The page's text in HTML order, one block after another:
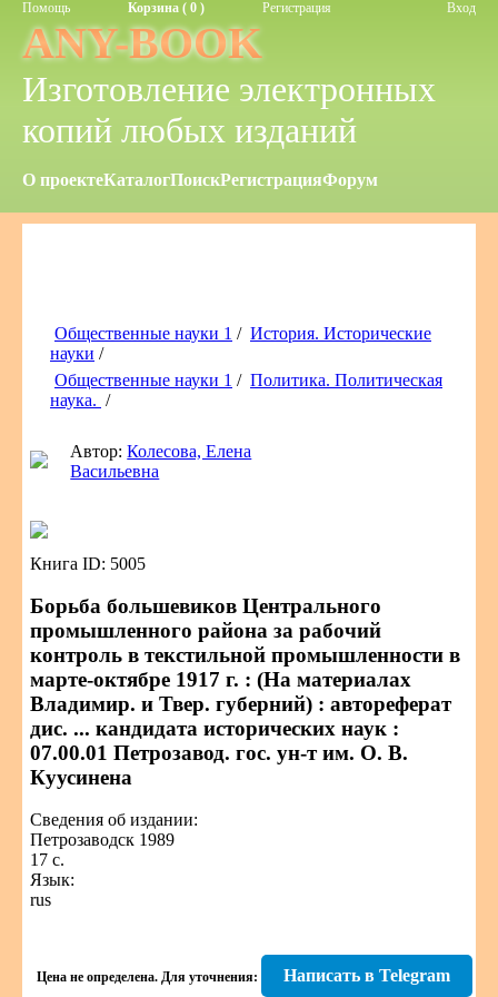
Помощь Корзина ( 0 ) Регистрация Вход
ANY-BOOK
Изготовление электронных
копий любых изданий
О проектеКаталогПоискРегистрацияФорум
Общественные науки 1 / История. Исторические
науки /
Общественные науки 1 / Политика. Политическая
наука. /
Автор:Колесова, Елена
Васильевна
Книга ID: 5005
Борьба большевиков Центрального
промышленного района за рабочий
контроль в текстильной промышленности в
марте-октябре 1917 г. : (На материалах
Владимир. и Твер. губерний) : автореферат
дис. ... кандидата исторических наук :
07.00.01 Петрозавод. гос. ун-т им. О. В.
Куусинена
Сведения об издании:
Петрозаводск 1989
17 с.
Язык:
rus
Цена не определена. Для уточнения: Написать в Telegram